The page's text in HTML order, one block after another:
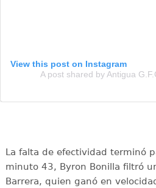
View this post on Instagram
A post shared by Antigua
La falta de efectividad terminó
minuto 43, Byron Bonilla filtró
Barrera, quien ganó en